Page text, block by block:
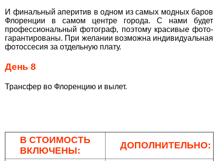
И финальный аперитив в одном из самых модных баров
Флоренции в самом центре города. С нами будет
профессиональный фотограф, поэтому красивые фото-
гарантированы. При желании возможна индивидуальная
фотоссесия за отдельную плату.
День 8
Трансфер во Флоренцию и вылет.
В СТОИМОСТЬ
ВКЛЮЧЕНЫ:
ДОПОЛНИТЕЛЬНО: